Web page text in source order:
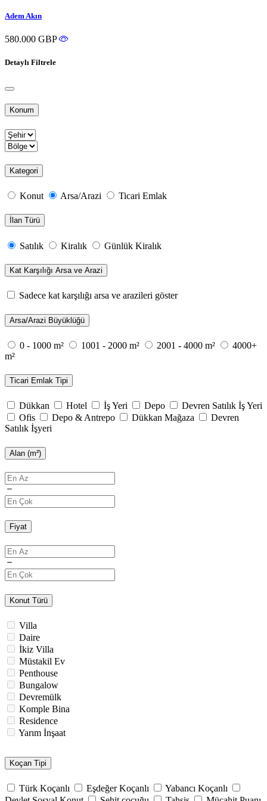
Adem Akın
580.000 GBP
Detaylı Filtrele
Konum
Kategori
Konut Arsa/Arazi Ticari Emlak
İlan Türü
Satılık Kiralık Günlük Kiralık
Kat Karşılığı Arsa ve Arazi
Sadece kat karşılığı arsa ve arazileri göster
Arsa/Arazi Büyüklüğü
0 - 1000 m² 1001 - 2000 m² 2001 - 4000 m²
4000+
m²
Ticari Emlak Tipi
Dükkan Hotel İş Yeri Depo
Devren Satılık İş Yeri
Ofis
Depo & Antrepo Dükkan Mağaza
Devren
Satılık İşyeri
Alan (m²)
Fiyat
Konut Türü
Villa
Daire
İkiz Villa
Müstakil Ev
Penthouse
Bungalow
Devremülk
Komple Bina
Residence
Yarım İnşaat
Koçan Tipi
Türk Koçanlı Eşdeğer Koçanlı
Yabancı Koçanlı